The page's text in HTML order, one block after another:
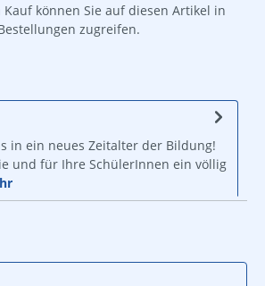
Kauf können Sie auf diesen Artikel in
zugreifen.
in ein neues Zeitalter der Bildung!
und für Ihre SchülerInnen ein völlig